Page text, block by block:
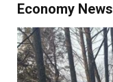
Economy News